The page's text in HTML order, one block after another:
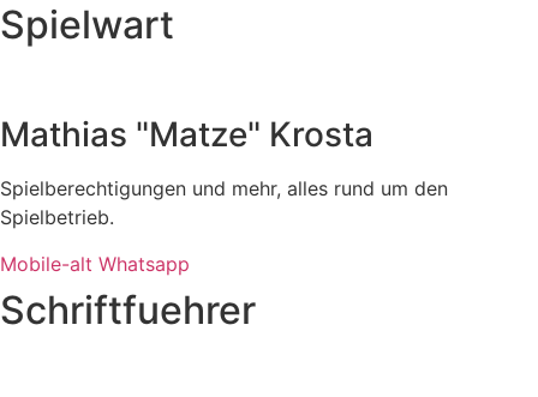
Spielwart
Mathias "Matze" Krosta
Spielberechtigungen und mehr, alles rund um den
Spielbetrieb.
Mobile-alt Whatsapp
Schriftfuehrer